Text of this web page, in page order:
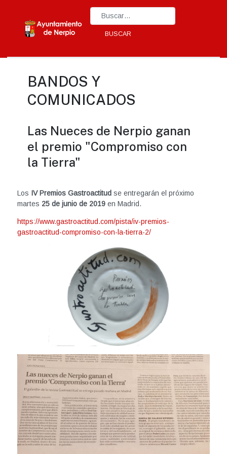
Type 2 or more characters for results.
BUSCAR
BANDOS Y
COMUNICADOS
Las Nueces de Nerpio ganan
el premio "Compromiso con
la Tierra"
Los IV Premios Gastroactitud se entregarán el próximo
martes 25 de junio de 2019 en Madrid.
https://www.gastroactitud.com/pista/iv-premios-
gastroactitud-compromiso-con-la-tierra-2/